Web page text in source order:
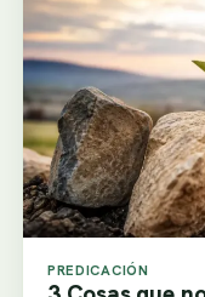
PREDICACIÓN